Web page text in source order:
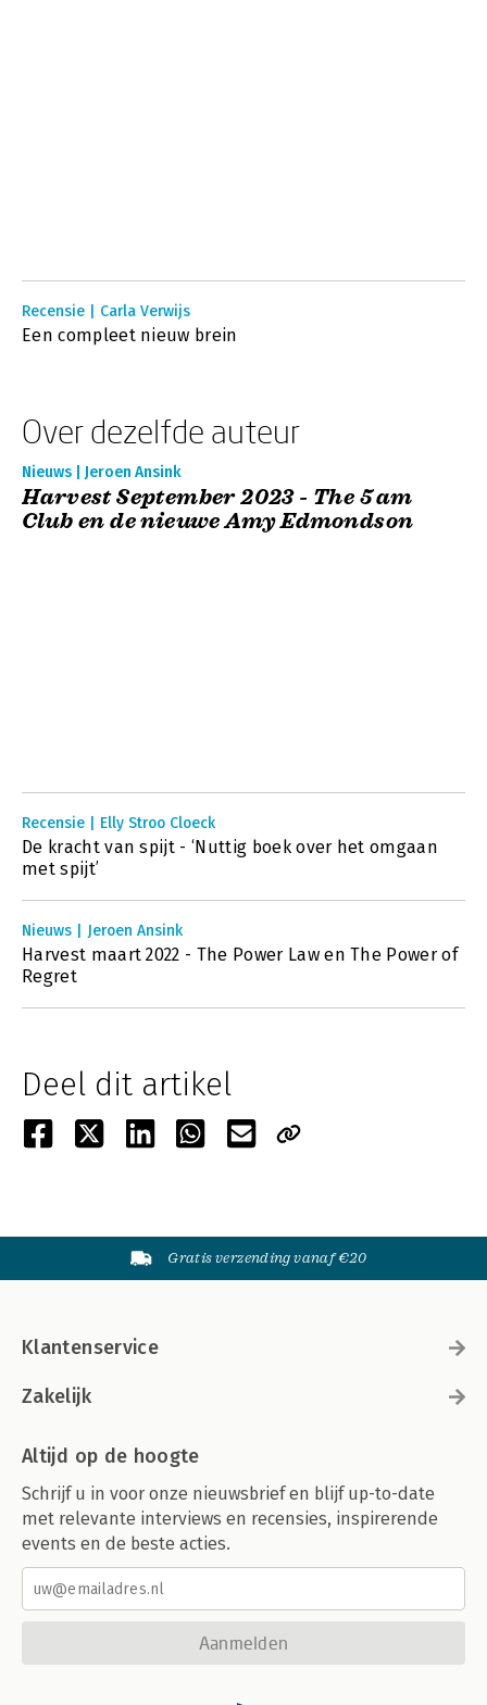
Recensie | Carla Verwijs
Een compleet nieuw brein
Over dezelfde auteur
Nieuws | Jeroen Ansink
Harvest September 2023 - The 5 am
Club en de nieuwe Amy Edmondson
Recensie | Elly Stroo Cloeck
De kracht van spijt - ‘Nuttig boek over het omgaan
met spijt’
Nieuws | Jeroen Ansink
Harvest maart 2022 - The Power Law en The Power of
Regret
Deel dit artikel
Gratis verzending vanaf €20
Klantenservice
Zakelijk
Altijd op de hoogte
Schrijf u in voor onze nieuwsbrief en blijf up-to-date
met relevante interviews en recensies, inspirerende
events en de beste acties.
Aanmelden